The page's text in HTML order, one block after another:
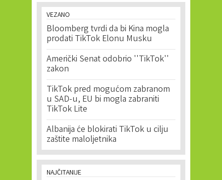
VEZANO
Bloomberg tvrdi da bi Kina mogla
prodati TikTok Elonu Musku
Američki Senat odobrio ''TikTok''
zakon
TikTok pred mogućom zabranom
u SAD-u, EU bi mogla zabraniti
TikTok Lite
Albanija će blokirati TikTok u cilju
zaštite maloljetnika
NAJČITANIJE